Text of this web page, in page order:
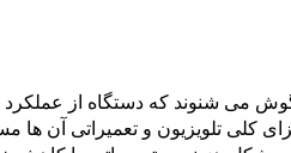
به گوش می شنوند که دستگاه از
کلی تلویزیون و تعمیراتی آن